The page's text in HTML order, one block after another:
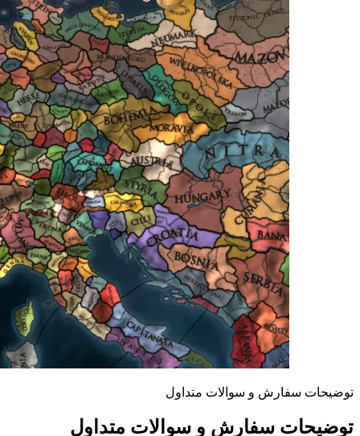
توضیحات سفارش و سوالات متداول
توضیحات سفارش و سوالات متداول